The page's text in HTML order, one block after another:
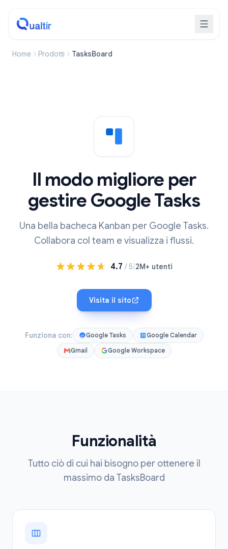
Home Prodotti TasksBoard
Il modo migliore per
gestire Google Tasks
Una bella bacheca Kanban per Google Tasks.
Collabora col team e visualizza i flussi.
4.7 / 5 2M+ utenti
Visita il sito
Funziona con: Google Tasks
Google Calendar
Gmail
Google Workspace
Funzionalità
Tutto ciò di cui hai bisogno per ottenere il
massimo da TasksBoard